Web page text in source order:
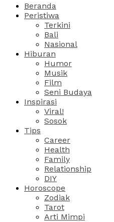
Beranda
Peristiwa
Terkini
Bali
Nasional
Hiburan
Humor
Musik
Film
Seni Budaya
Inspirasi
Viral!
Sosok
Tips
Career
Health
Family
Relationship
DIY
Horoscope
Zodiak
Tarot
Arti Mimpi